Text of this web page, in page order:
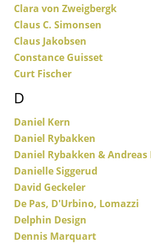
Einzelbetten
Kinderbetten
Nachttische & Bettzubehör
Accessoires
Uhren
Spiegel
Figuren & Miniaturen
Vasen
Clara von Zweigbergk
Claus C. Simonsen
Claus Jakobsen
Constance Guisset
Curt Fischer
D
Daniel Kern
Daniel Rybakken
Daniel Rybakken & Andreas
Danielle Siggerud
David Geckeler
De Pas, D'Urbino, Lomazzi
Delphin Design
Dennis Marquart